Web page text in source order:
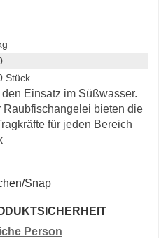
Stück
Einsatz im Süßwasser.
bieten die
für jeden Bereich
Snap
Person